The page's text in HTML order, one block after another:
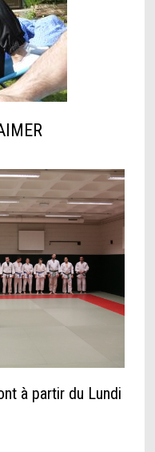
à partir du Lundi